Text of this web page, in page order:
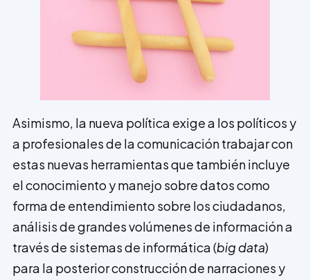
Asimismo, la nueva política exige a los políticos y
a profesionales de la comunicación trabajar con
estas nuevas herramientas que también incluye
el conocimiento y manejo sobre datos como
forma de entendimiento sobre los ciudadanos,
análisis de grandes volúmenes de información a
través de sistemas de informática (big data)
para la posterior construcción de narraciones y